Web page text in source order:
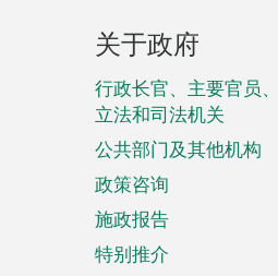
页
脚
菜
单
关于政府
行政长官、主要官员、
立法和司法机关
公共部门及其他机构
政策咨询
施政报告
特别推介